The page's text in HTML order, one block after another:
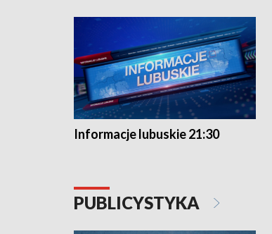
Informacje lubuskie 21:30
PUBLICYSTYKA